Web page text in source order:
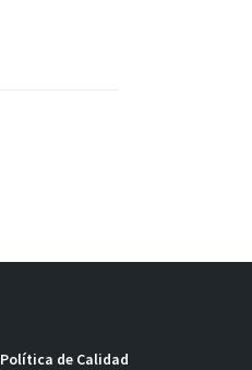
Política de Calidad